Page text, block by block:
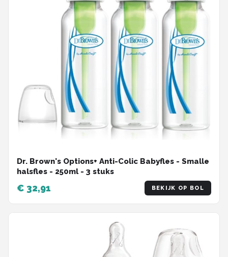
Dr. Brown's Options+ Anti-Colic Babyfles - Smalle
halsfles - 250ml - 3 stuks
€ 32,91 BEKIJK OP BOL